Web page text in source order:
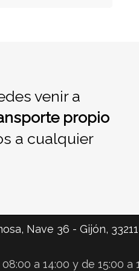
venir a
propio
a cualquier
Nave 36 - Gijón,
a 14:00 y de 15:00 a